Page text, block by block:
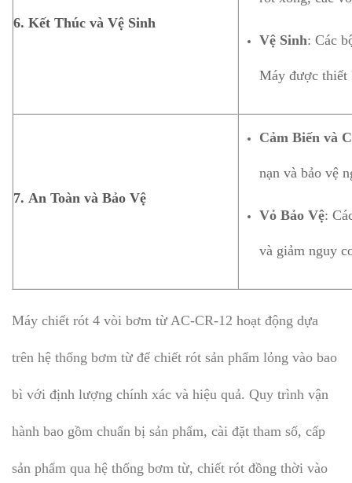
6. Kết Thúc và Vệ Sinh
Vệ Sinh: Các
Máy được thiết
7. An Toàn và Bảo Vệ
Cảm Biến và
nạn và bảo vệ
Vỏ Bảo Vệ:
và giảm nguy
Máy chiết rót 4 vòi bơm từ AC-CR-12 hoạt động dựa
trên hệ thống bơm từ để chiết rót sản phẩm lỏng vào bao
bì với định lượng chính xác và hiệu quả. Quy trình vận
hành bao gồm chuẩn bị sản phẩm, cài đặt tham số, cấp
sản phẩm qua hệ thống bơm từ, chiết rót đồng thời vào